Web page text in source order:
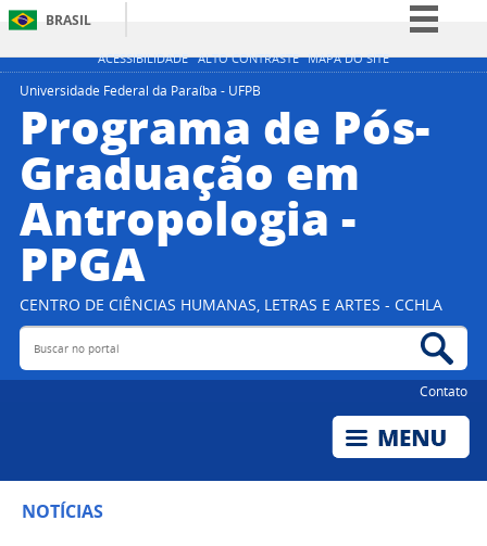
ACESSIBILIDADE ALTO CONTRASTE MAPA DO SITE
BRASIL
Simplifique!
Participe
Legislação
Canais
Universidade Federal da Paraíba - UFPB
Programa de Pós-
Graduação em
Antropologia -
PPGA
CENTRO DE CIÊNCIAS HUMANAS, LETRAS E ARTES - CCHLA
Buscar no portal
Contato
NOTÍCIAS